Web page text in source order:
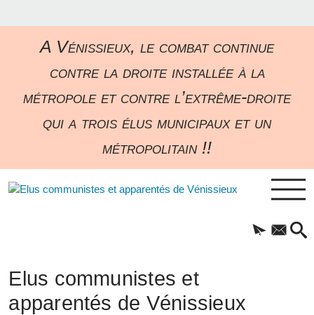
A Vénissieux, le combat continue
contre la droite installée à la
métropole et contre l’extrême-droite
qui a trois élus municipaux et un
métropolitain !!
Elus communistes et
apparentés de Vénissieux